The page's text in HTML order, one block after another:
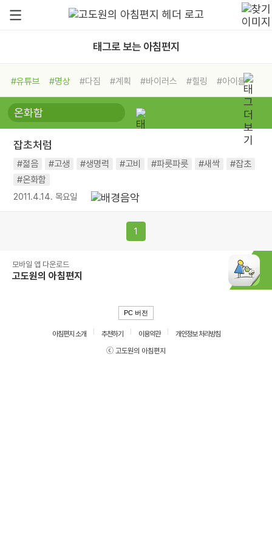
태그로 보는 아침편지
#유튜브 #명상 #다짐 #계획 #바이러스 #힐링
#아이들
#비전캠프
#독서캠프 #삶
#희망
#나눔 #친구 #링컨학교
#독서
#건강
잡초처럼
#젊음 #고생 #생명력 #고비 #파릇파릇 #새싹
#잡초
#온화함
2011.4.14. 목요일
1
모바일 앱 다운로드
고도원의 아침편지
PC 버전
아침편지 소개 추천하기 이용약관
개인정보 처리방침
ⓒ 고도원의 아침편지